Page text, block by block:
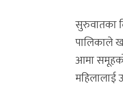
सुरुवातका
पालिकाले
आमा
महिलालाई